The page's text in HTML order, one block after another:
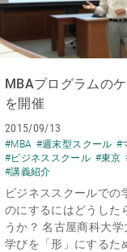
MBAプログラムの
を開催
2015/09/13
#MBA #週末型スクール #
#ビジネススクール #東京
#講義紹介
ビジネススクールでの
のにするにはどうした
うか？ 名古屋商科大学
学びを「形」にするた